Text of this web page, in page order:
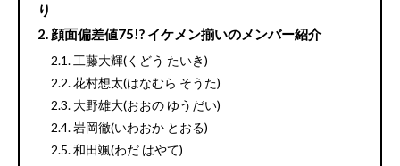
り
顔面偏差値75!? イケメン揃いのメンバー紹介
工藤大輝(くどう たいき)
花村想太(はなむら そうた)
大野雄大(おおの ゆうだい)
岩岡徹(いわおか とおる)
和田颯(わだ はやて)